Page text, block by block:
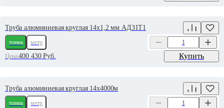
Труба алюминиевая круглая 14х1,2 мм АД31Т1
тонна
метр
Цена:400 430Руб. Купить
Труба алюминиевая круглая 14х4000м
тонна метр